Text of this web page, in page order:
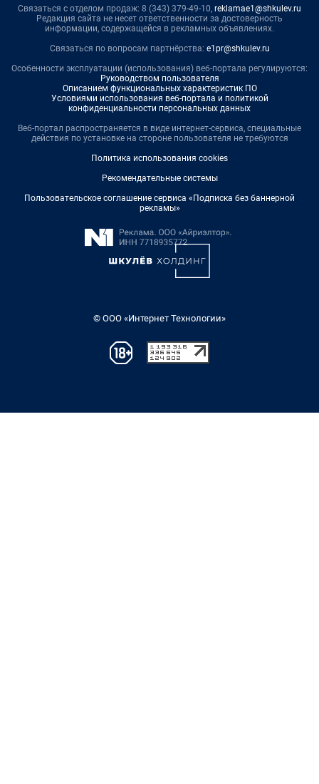
Связаться с отделом продаж: 8 (343) 379-49-10, reklamae1@shkulev.ru
Редакция сайта не несет ответственности за достоверность
информации, содержащейся в рекламных объявлениях.
Связаться по вопросам партнёрства: e1pr@shkulev.ru
Особенности эксплуатации (использования) веб-портала регулируются:
Руководством пользователя
Описанием функциональных характеристик ПО
Условиями использования веб-портала и политикой
конфиденциальности персональных данных
Веб-портал распространяется в виде интернет-сервиса, специальные
действия по установке на стороне пользователя не требуются
Политика использования cookies
Рекомендательные системы
Пользовательское соглашение сервиса «Подписка без баннерной
рекламы»
© ООО «Интернет Технологии»